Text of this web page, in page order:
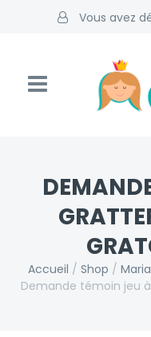
Vous avez
Accueil / Shop /
Demande témoin jeu